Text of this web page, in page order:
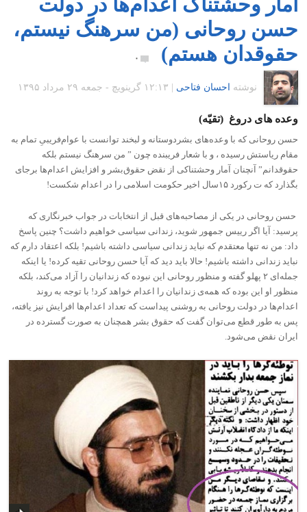
حسن روحانی (من سرهنگ نیستم،
حقوقدان هستم)
۰
نوشته احسان فتاحی ۱۲:۱۳ گرينويچ - جمعه ۲۹ مرداد ۱۳۹۵
وعده های دروغ (تقیّه)
حسن روحانی که با وعده‌های بشردوستانه و لبخند توانست با عوام‌فریبیِ تمام به
مقام ریاستش رسیده ، و با شعار فریبنده چون ” من سرهنگ نیستم بلکه
حقوقدانم” آنچنان آمار وحشتناکی از نقض حقوق‌بشر و افزایش اعدام‌ها برجای
بگذارد که ت رکورد ١۵سال اخیر حکومت اسلامی را در اعدام شکست!
حسن روحانی در یکی از مصاحبه‌های قبل از انتخابات در جواب خبرنگاری که
پرسید: آیا اگر رییس جمهور شوید، زندانی سیاسی خواهیم داشت؟ چنین پاسخ
داد: من نه تنها معتقدم که نباید زندانی سیاسی داشته باشیم! بلکه اعتقاد دارم که
نباید زندانی داشته باشیم! حالا باید دید که آیا حسن روحانی تقیه کرده! یا اینکه
جمله‌ای ۲ پهلو گفته و منظور روحانی این نبوده که زندانیان را آزاد می‌کند، بلکه
منظور او این بوده که همه‌ی زندانیان را اعدام خواهد کرد! با توجه به روند
اعدام‌ها در دولت روحانی به روشنی پیداست که تعداد اعدام‌ها افرایش نیز یافته،
پس به طور قطع می‌توان گفت که حقوق‌ بشر همچنان به صورت گسترده در
ایران نقض می‌شود.